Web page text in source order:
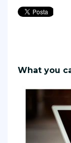
What you